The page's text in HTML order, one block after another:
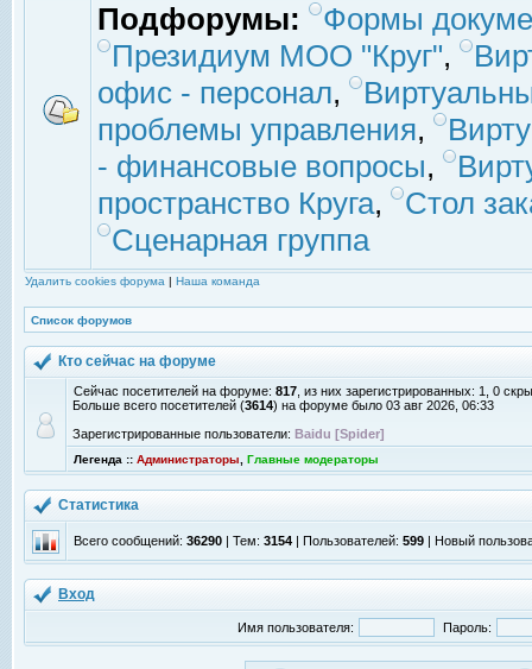
Подфорумы:
Формы
Президиум МОО "Круг",
офис - персонал,
проблемы управления,
- финансовые вопросы,
пространство Круга,
Стол
Сценарная группа
Удалить cookies форума | Наша команда
Список форумов
Кто сейчас на форуме
Сейчас посетителей на форуме: 817 , из них зарегистрированных: 1, 0
Больше всего посетителей (3614) на форуме было 03 авг 2026, 06:33
Зарегистрированные пользователи: Baidu [Spider]
Легенда :: Администраторы Главные модераторы
Статистика
Всего сообщений: 36290 | Тем: 3154 | Пользователей: 599 | Новый
Вход
Имя пользователя: Пароль: